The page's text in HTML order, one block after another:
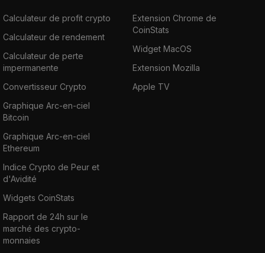
Calculateur de profit crypto
Calculateur de rendement
Calculateur de perte
impermanente
Convertisseur Crypto
Graphique Arc-en-ciel
Bitcoin
Graphique Arc-en-ciel
Ethereum
Indice Crypto de Peur et
d'Avidité
Widgets CoinStats
Rapport de 24h sur le
marché des crypto-
monnaies
Extension Chrome de
CoinStats
Widget MacOS
Extension Mozilla
Apple TV